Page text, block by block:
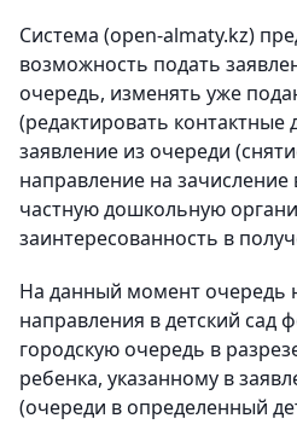
Система (open-almaty.kz)
возможность подать
очередь, изменять уже
(редактировать контактные
заявление из очереди
направление на зачисление
частную дошкольную
заинтересованность в
На данный момент очередь
направления в детский сад
городскую очередь в
ребенка, указанному в
(очереди в определенный